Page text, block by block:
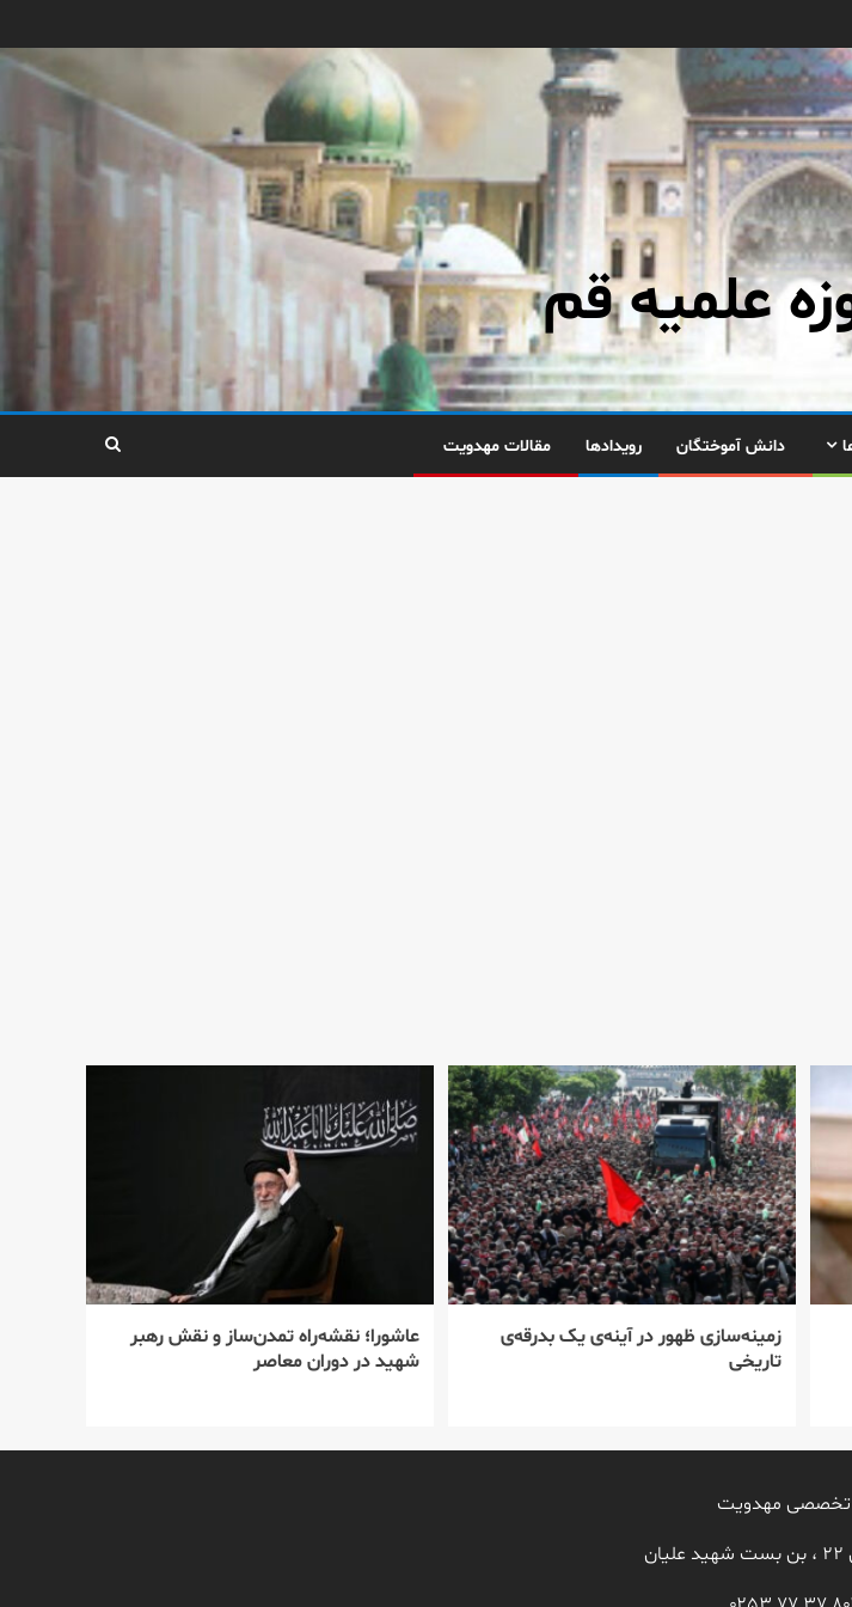
علمیه قم
دانش آموختگان رویدادها مقالات مهدویت
زمینه‌سازی ظهور در آینه‌ی یک بدرقه‌ی
تاریخی
عاشورا؛ نقشه‌راه تمدن‌ساز و نقش رهبر
شهید در دوران معاصر
تخصصی مهدویت